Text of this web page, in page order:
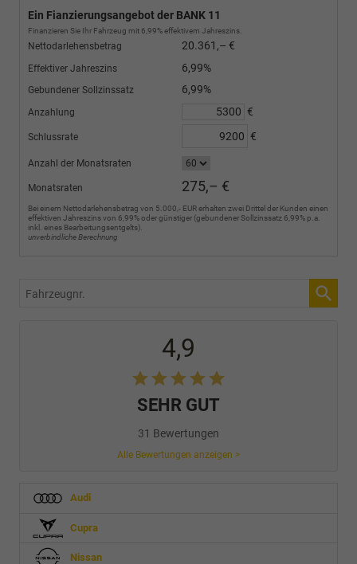
Ein Fianzierungsangebot der BANK 11
Finanzieren Sie Ihr Fahrzeug mit 6,99% effektivem Jahreszins.
Nettodarlehensbetrag 20.361,– €
Effektiver Jahreszins 6,99%
Gebundener Sollzinssatz 6,99%
Anzahlung €
Schlussrate €
Anzahl der Monatsraten
Monatsraten 275,– €
Bei einem Nettodarlehensbetrag von 5.000,- EUR erhalten zwei Drittel der Kunden einen
effektiven Jahreszins von 6,99% oder günstiger (gebundener Sollzinssatz 6,99% p.a.
inkl. eines Bearbeitungsentgelts).
unverbindliche Berechnung
Fahrzeugnr.
4,9
SEHR GUT
31 Bewertungen
Alle Bewertungen anzeigen >
Audi
Cupra
Nissan